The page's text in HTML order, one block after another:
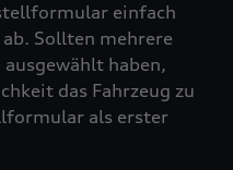
einfach
ab. Sollten mehrere
ausgewählt haben,
das Fahrzeug zu
als erster